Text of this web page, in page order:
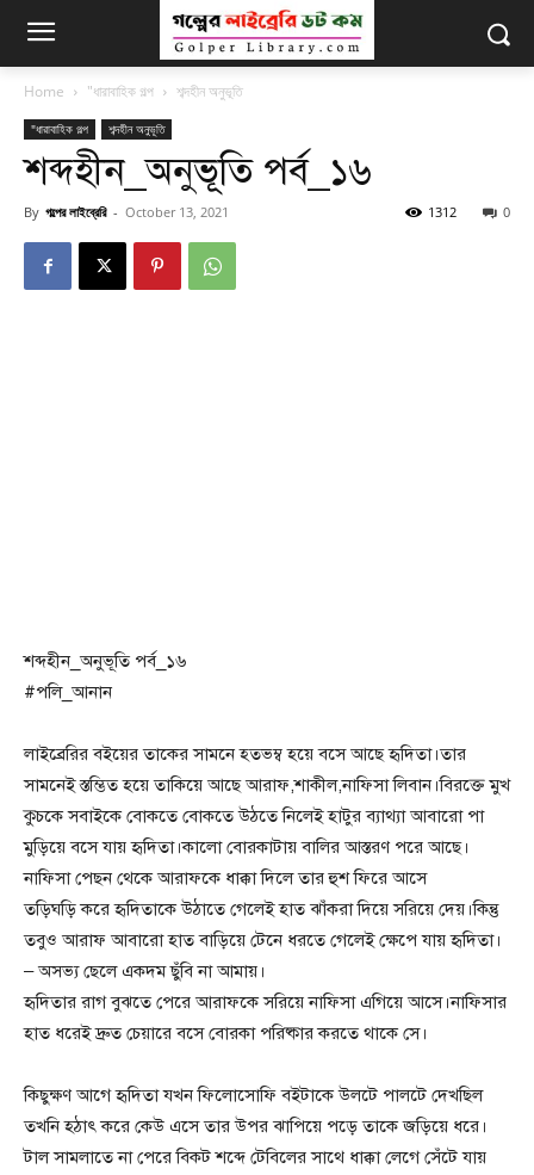
Home "ধারাবাহিক গল্প শব্দহীন অনুভূতি
"ধারাবাহিক গল্প শব্দহীন অনুভূতি
শব্দহীন_অনুভূতি পর্ব_১৬
By গল্পের লাইব্রেরি - October 13, 2021 0
1312
শব্দহীন_অনুভূতি পর্ব_১৬
#পলি_আনান
লাইব্রেরির বইয়ের তাকের সামনে হতভম্ব হয়ে বসে আছে হৃদিতা।তার
সামনেই স্তম্ভিত হয়ে তাকিয়ে আছে আরাফ,শাকীল,নাফিসা লিবান।বিরক্তে মুখ
কুচকে সবাইকে বোকতে বোকতে উঠতে নিলেই হাটুর ব্যাথ্যা আবারো পা
মুড়িয়ে বসে যায় হৃদিতা।কালো বোরকাটায় বালির আস্তরণ পরে আছে।
নাফিসা পেছন থেকে আরাফকে ধাক্কা দিলে তার হুশ ফিরে আসে
তড়িঘড়ি করে হৃদিতাকে উঠাতে গেলেই হাত ঝাঁকরা দিয়ে সরিয়ে দেয়।কিন্তু
তবুও আরাফ আবারো হাত বাড়িয়ে টেনে ধরতে গেলেই ক্ষেপে যায় হৃদিতা।
– অসভ্য ছেলে একদম ছুঁবি না আমায়।
হৃদিতার রাগ বুঝতে পেরে আরাফকে সরিয়ে নাফিসা এগিয়ে আসে।নাফিসার
হাত ধরেই দ্রুত চেয়ারে বসে বোরকা পরিষ্কার করতে থাকে সে।
কিছুক্ষণ আগে হৃদিতা যখন ফিলোসোফি বইটাকে উলটে পালটে দেখছিল
তখনি হঠাৎ করে কেউ এসে তার উপর ঝাপিয়ে পড়ে তাকে জড়িয়ে ধরে।
টাল সামলাতে না পেরে বিকট শব্দে টেবিলের সাথে ধাক্কা লেগে সেঁটে যায়